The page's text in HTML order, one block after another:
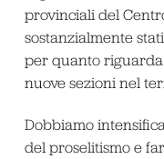
provinciali del
sostanzialmente
per quanto
nuove sezioni nel
Dobbiamo
del proselitismo e